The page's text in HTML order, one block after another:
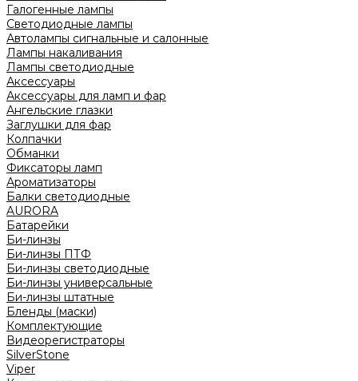
Галогенные лампы
Светодиодные лампы
Автолампы сигнальные и салонные
Лампы накаливания
Лампы светодиодные
Аксессуары
Аксессуары для ламп и фар
Ангельские глазки
Заглушки для фар
Колпачки
Обманки
Фиксаторы ламп
Ароматизаторы
Балки светодиодные
AURORA
Батарейки
Би-линзы
Би-линзы ПТФ
Би-линзы светодиодные
Би-линзы универсальные
Би-линзы штатные
Бленды (маски)
Комплектующие
Видеорегистраторы
SilverStone
Viper